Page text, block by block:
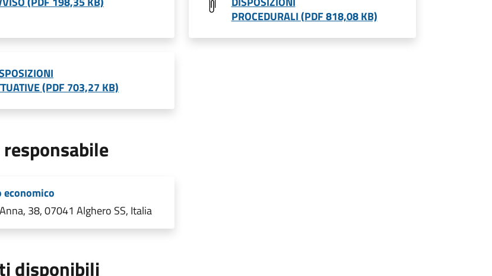
PROCEDURALI (PDF 818,08 KB)
(PDF 703,27 KB)
38, 07041 Alghero SS, Italia
disponibili